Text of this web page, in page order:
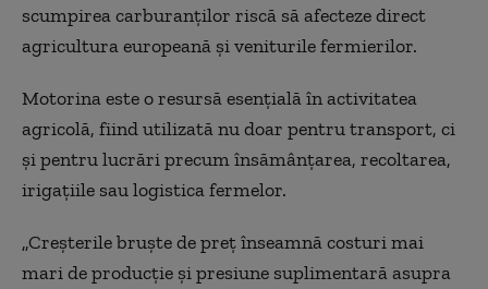
scumpirea carburanților riscă să afecteze direct
agricultura europeană și veniturile fermierilor.
Motorina este o resursă esențială în activitatea
agricolă, fiind utilizată nu doar pentru transport, ci
și pentru lucrări precum însămânțarea, recoltarea,
irigațiile sau logistica fermelor.
„Creșterile bruște de preț înseamnă costuri mai
mari de producție și presiune suplimentară asupra